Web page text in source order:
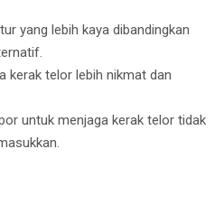
yang lebih kaya dibandingkan
kerak telor lebih nikmat dan
untuk menjaga kerak telor tidak